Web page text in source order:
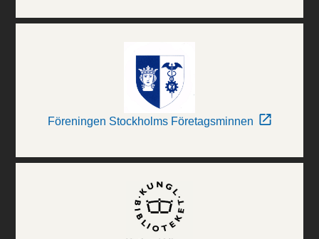
Föreningen Stockholms Företagsminnen